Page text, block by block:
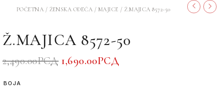
POČETNA / ŽENSKA ODEĆA / MAJICE / Ž.MAJICA 8572-50
Ž.MAJICA 8572-50
2,490.00РСД 1,690.00РСД
BOJA